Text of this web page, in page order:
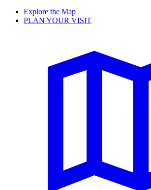
Explore the Map
PLAN YOUR VISIT